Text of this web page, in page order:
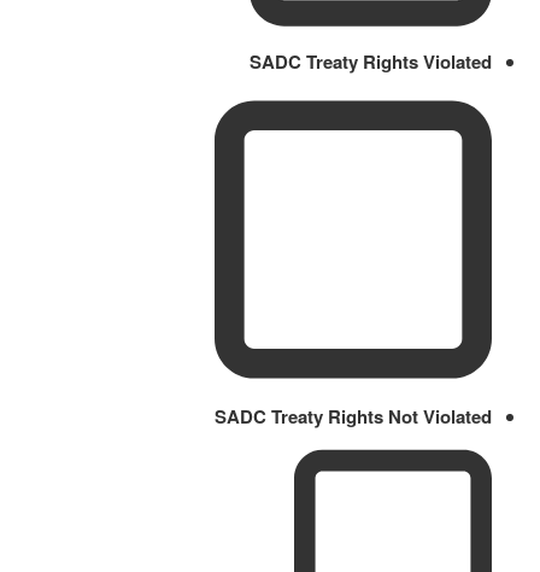
SADC Treaty Rights Violated
SADC Treaty Rights Not Violated